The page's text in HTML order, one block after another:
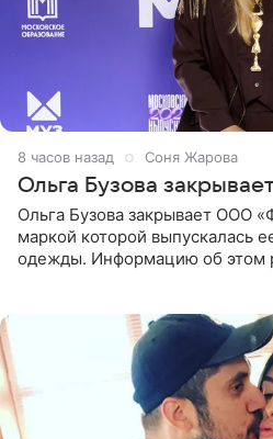
8 часов назад Соня Жарова
Ольга Бузова
Ольга Бузова закрывает ООО
маркой которой выпускалась
одежды. Информацию об этом